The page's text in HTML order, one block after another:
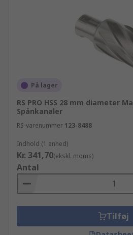
På lager
RS PRO HSS 28 mm diameter
Spånkanaler
RS-varenummer 123-8488
Indhold (1 enhed)
Kr. 341,70(ekskl. moms)
Antal
Tilføj